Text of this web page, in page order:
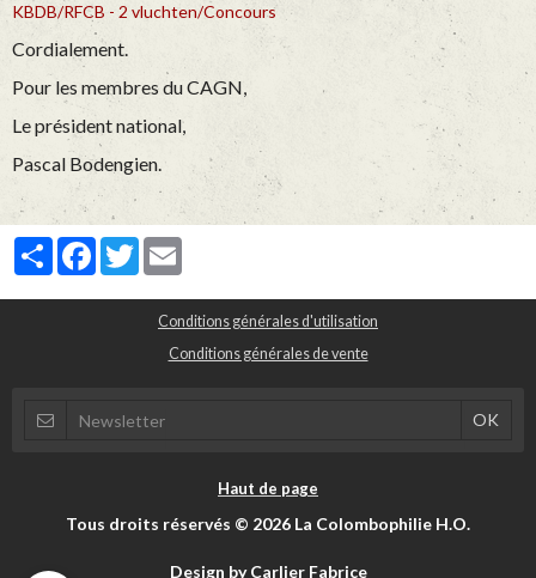
KBDB/RFCB - 2 vluchten/Concours
Cordialement.
Pour les membres du CAGN,
Le président national,
Pascal Bodengien.
PartagerFacebook
Twitter
Conditions générales d'utilisation
Conditions générales de vente
Haut de page
Tous droits réservés © 2026 La Colombophilie H.O.
Design by Carlier Fabrice